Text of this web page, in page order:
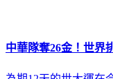
中華隊奪26金！世